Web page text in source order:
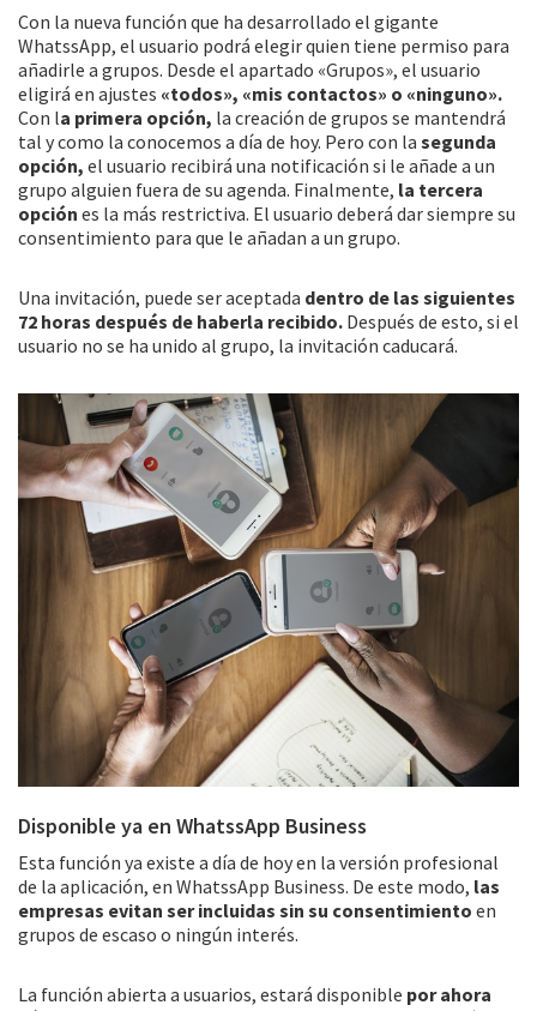
Con la nueva función que ha desarrollado el gigante
WhatssApp, el usuario podrá elegir quien tiene permiso para
añadirle a grupos. Desde el apartado «Grupos», el usuario
eligirá en ajustes «todos», «mis contactos» o «ninguno».
Con la primera opción, la creación de grupos se mantendrá
tal y como la conocemos a día de hoy. Pero con la segunda
opción, el usuario recibirá una notificación si le añade a un
grupo alguien fuera de su agenda. Finalmente, la tercera
opción es la más restrictiva. El usuario deberá dar siempre su
consentimiento para que le añadan a un grupo.
Una invitación, puede ser aceptada dentro de las siguientes
72 horas después de haberla recibido. Después de esto, si el
usuario no se ha unido al grupo, la invitación caducará.
Disponible ya en WhatssApp Business
Esta función ya existe a día de hoy en la versión profesional
de la aplicación, en WhatssApp Business. De este modo, las
empresas evitan ser incluidas sin su consentimiento en
grupos de escaso o ningún interés.
La función abierta a usuarios, estará disponible por ahora